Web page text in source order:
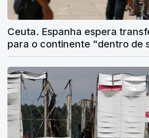
Ceuta. Espanha espera
para o continente "dentro de